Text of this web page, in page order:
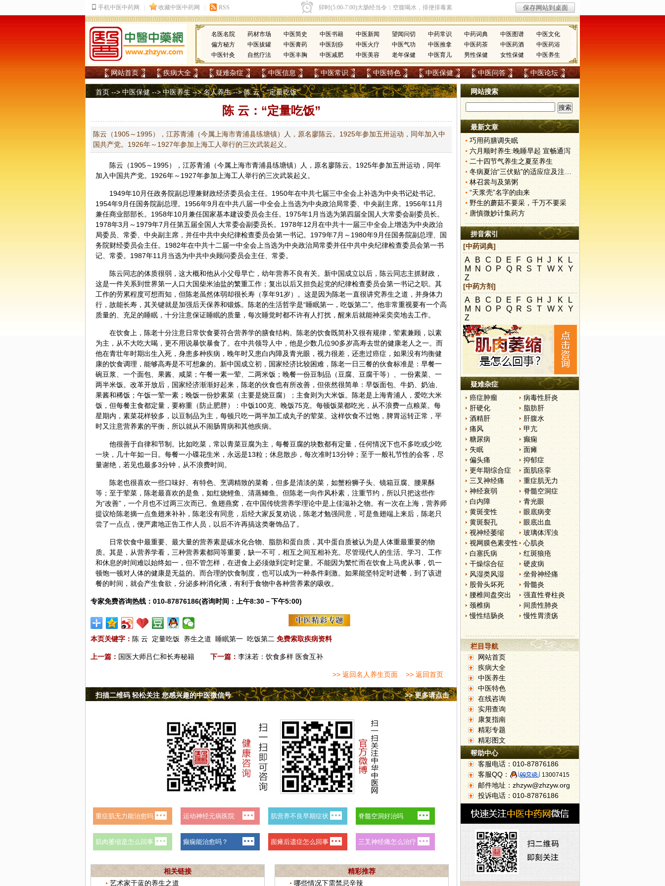
名医名院 药材市场 中医简史 中医书籍 中医新闻 望闻问切 中药常识 中药词典 中医图谱
中医文化
偏方秘方
中医拔罐 中医膏药 中医刮痧 中医火疗 中医气功 中医推拿 中医药茶 中医药酒
中医药浴
中医针灸
自然疗法 中医丰胸 中医减肥 中医美容 老年保健 中医育儿 男性保健 女性保健 中医养生
网站首页 疾病大全 疑难杂症 中医信息 中医常识 中医特色 中医保健 中医问答 中医论坛
首页 -->中医保健 -->中医养生-->名人养生--> 陈 云：“定量吃饭”
陈 云：“定量吃饭”
陈云（1905～1995），江苏青浦（今属上海市青浦县练塘镇）人，原名廖陈云。1925年参加五卅运动，同年加入中
国共产党。1926年～1927年参加上海工人举行的三次武装起义。
陈云（1905～1995），江苏青浦（今属上海市青浦县练塘镇）人，原名廖陈云。1925年参加五卅运动，同年
加入中国共产党。1926年～1927年参加上海工人举行的三次武装起义。
1949年10月任政务院副总理兼财政经济委员会主任。1950年在中共七届三中全会上补选为中央书记处书记。
1954年9月任国务院副总理。1956年9月在中共八届一中全会上当选为中央政治局常委、中央副主席。1956年11月
兼任商业部部长。1958年10月兼任国家基本建设委员会主任。1975年1月当选为第四届全国人大常委会副委员长。
1978年3月～1979年7月任第五届全国人大常委会副委员长。1978年12月在中共十一届三中全会上增选为中央政治
局委员、常委、中央副主席，并任中共中央纪律检查委员会第一书记。1979年7月～1980年9月任国务院副总理、国
务院财经委员会主任。1982年在中共十二届一中全会上当选为中央政治局常委并任中共中央纪律检查委员会第一书
记、常委。1987年11月当选为中共中央顾问委员会主任、常委。
陈云同志的体质很弱，这大概和他从小父母早亡，幼年营养不良有关。新中国成立以后，陈云同志主抓财政，
这是一件关系到世界第一人口大国柴米油盐的繁重工作；复出以后又担负起党的纪律检查委员会第一书记之职。其
工作的劳累程度可想而知，但陈老虽然体弱却很长寿（享年91岁）。这是因为陈老一直很讲究养生之道，并身体力
行，故能长寿，其关键就是加强后天保养和锻炼。陈老的生活哲学是“睡眠第一，吃饭第二”。他非常重视要有一个高
质量的、充足的睡眠，十分注意保证睡眠的质量，每次睡觉时都不许有人打扰，醒来后就能神采奕奕地去工作。
在饮食 上，陈老十分注意日常饮食要符合营养学的膳食结构。陈老的饮食既简朴又很有规律，荤素兼顾，以素
为主，从不大吃大喝，更不用说暴饮暴食了。在中共领导人中，他是少数几位90多岁高寿去世的健康老人之一。而
他在青壮年时期出生入死，身患多种疾病，晚年时又患白内障及青光眼，视力很差，还患过癌症 ，如果没有均衡健
康的饮食调理，能够高寿是不可想象的。新中国成立初，国家经济比较困难，陈老一日三餐的伙食标准是：早餐一
碗豆浆、一个面包、果酱、咸菜；午餐一素一荤、二两米饭；晚餐一份豆制品（豆腐、豆腐干等）、一份素菜、一
两半米饭。改革开放后，国家经济渐渐好起来，陈老的伙食也有所改善，但依然很简单：早饭面包、牛奶、奶油、
果酱和稀饭；午饭一荤一素；晚饭一份炒素菜（主要是烧豆腐）；主食则为大米饭。陈老是上海青浦人，爱吃大米
饭，但每餐主食都定量，要称重（防止肥胖）：中饭100克、晚饭75克。每顿饭菜都吃光，从不浪费一点粮菜。每
星期内，素菜花样较多，以豆制品为主，每顿只吃一两半加工成丸子的荤菜。这样饮食不过饱，脾胃运转正常，平
时又注意营养素的平衡，所以就从不闹肠胃病和其他疾病。
他很善于自律和节制。比如吃菜，常以青菜豆腐为主，每餐豆腐的块数都有定量，任何情况下也不多吃或少吃
一块，几十年如一日。每餐一小碟花生米，永远是13粒；休息散步，每次准时13分钟；至于一般礼节性的会客，尽
量谢绝，若见也最多3分钟，从不浪费时间。
陈老也很喜欢一些口味好、有特色、烹调精致的菜肴，但多是清淡的菜，如蟹粉狮子头、镜箱豆腐、腰果酥
等；至于荤菜，陈老最喜欢的是鱼，如红烧鲤鱼
、清蒸鲫鱼。但陈老一向作风朴素，注重节约，所以只把这些作
为“改善”，一个月也不过两三次而已。鱼翅燕窝 ，在中国传统营养学理论中是上佳滋补之物。有一次在上海，营养师
提议给陈老摘一点鱼翅来补补，陈老没有同意，后经大家反复劝说，陈老才勉强同意，可是鱼翅端上来后，陈老只
尝了一点点，便严肃地正告工作人员，以后不许再搞这类奢饰品了。
日常饮食中最重要、最大量的营养素是碳水化合物、脂肪和蛋自质，其中蛋自质被认为是人体重最重要的物
质。其是，从营养学看，三种营养素都同等重要，缺一不可，相互之间互相补充。尽管现代人的生活、学习、工作
和休息的时间难以始终如一，但不管怎样，在进食上必须做到定时定量。不能因为繁忙而在饮食上马虎从事，饥一
顿饱一顿对人体的健康是无益的。而合理的饮食制度，也可以成为一种条件刺激。如果能坚特定时进餐，到了该进
餐的时间，就会产生食欲，分泌多种消化液，有利于食物中各种营养素的吸收。
专家免费咨询热线：010-87876186(咨询时间：上午8:30－下午5:00)
本页关键字： 陈 云 定量吃饭 养生之道 睡眠第一 吃饭第二 免费索取疾病资料
上一篇： 国医大师吕仁和长寿秘籍 下一篇： 李沫若：饮食多样 医食互补
>> 返回名人养生页面 >> 返回首页
>> 更多请点击
扫描二维码 轻松关注 您感兴趣的中医微信号
相关链接
艺术家于蓝的养生之道
精彩推荐
哪些情况下需禁忌辛辣
网站搜索
最新文章
巧用药膳调失眠
六月顺时养生:晚睡早起 宣畅通泻
二十四节气养生之夏至养生
冬病夏治“三伏贴”的适应症及注意事项
林召裳与及第粥
“天浆壳”名字的由来
野生的蘑菇不要采，千万不要采
唐慎微妙计集药方
拼音索引
[中药词典]
A B C D E F G H J K
L
M N O P Q R S T W X
Y
Z
[中药方剂]
A B C D E F G H J K
L
M N O P Q R S T W X
Y
Z
疑难杂症
癌症肿瘤
病毒性肝炎
肝硬化
脂肪肝
酒精肝
肝腹水
痛风
甲亢
糖尿病
癫痫
失眠
面瘫
偏头痛
抑郁症
更年期综合症
面肌痉挛
三叉神经痛
重症肌无力
神经衰弱
脊髓空洞症
白内障
青光眼
黄斑变性
眼底病变
黄斑裂孔
眼底出血
视神经萎缩
玻璃体浑浊
视网膜色素变性
心肌炎
白塞氏病
红斑狼疮
干燥综合征
硬皮病
风湿类风湿
坐骨神经痛
股骨头坏死
骨髓炎
腰椎间盘突出
强直性脊柱炎
颈椎病
间质性肺炎
慢性结肠炎
慢性胃溃疡
栏目导航
网站首页
疾病大全
中医养生
中医特色
在线咨询
实用查询
康复指南
精彩专题
精彩图文
帮助中心
客服电话：010-87876186
客服QQ：
13007415
邮件地址：zhzyw@zhzyw.org
投诉电话：010-87876186